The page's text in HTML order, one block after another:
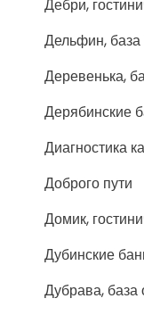
Дебри,
Дельфин,
Деревенька,
Дерябинские
Диагностика
Доброго пути
Домик,
Дубинские
Дубрава, база